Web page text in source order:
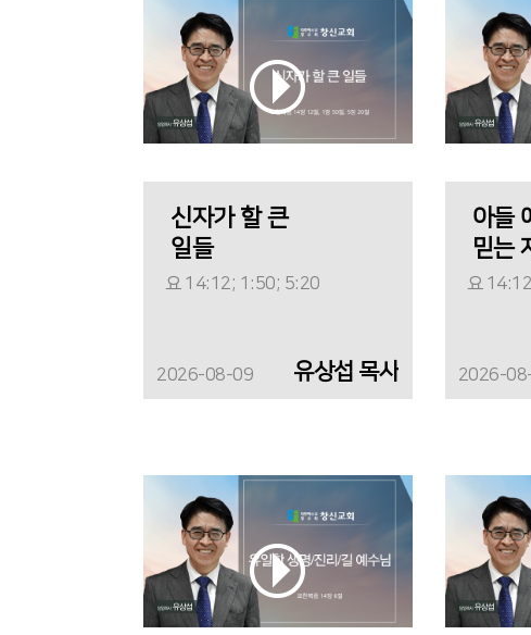
신자가 할 큰
일들
요 14:12; 1:50; 5:20
2026-08-09 유상섭 목사
아들
믿는
요
2026-